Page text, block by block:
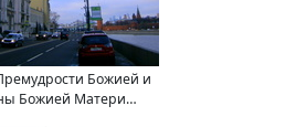
Божией и
Божией Матери